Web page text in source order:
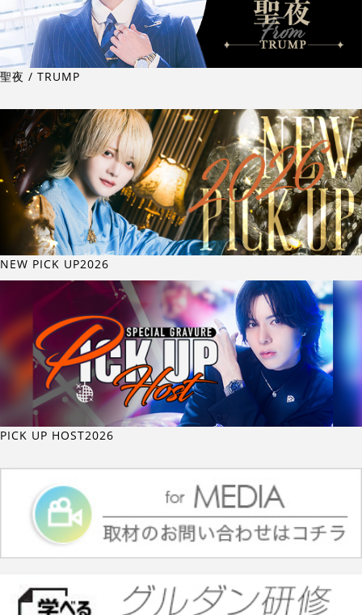
聖夜 / TRUMP
NEW PICK UP2026
PICK UP HOST2026